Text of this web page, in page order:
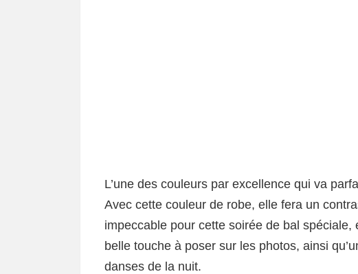
L’une des couleurs par excellence qui va
Avec cette couleur de robe, elle fera un
impeccable pour cette soirée de bal
belle touche à poser sur les photos, ainsi
danses de la nuit.